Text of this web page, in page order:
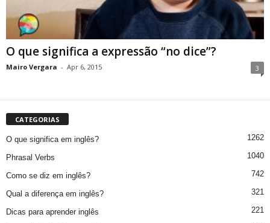
O que significa a expressão “no dice”?
Mairo Vergara - Apr 6, 2015 3
CATEGORIAS
O que significa em inglês? 1262
Phrasal Verbs 1040
Como se diz em inglês? 742
Qual a diferença em inglês? 321
Dicas para aprender inglês 221